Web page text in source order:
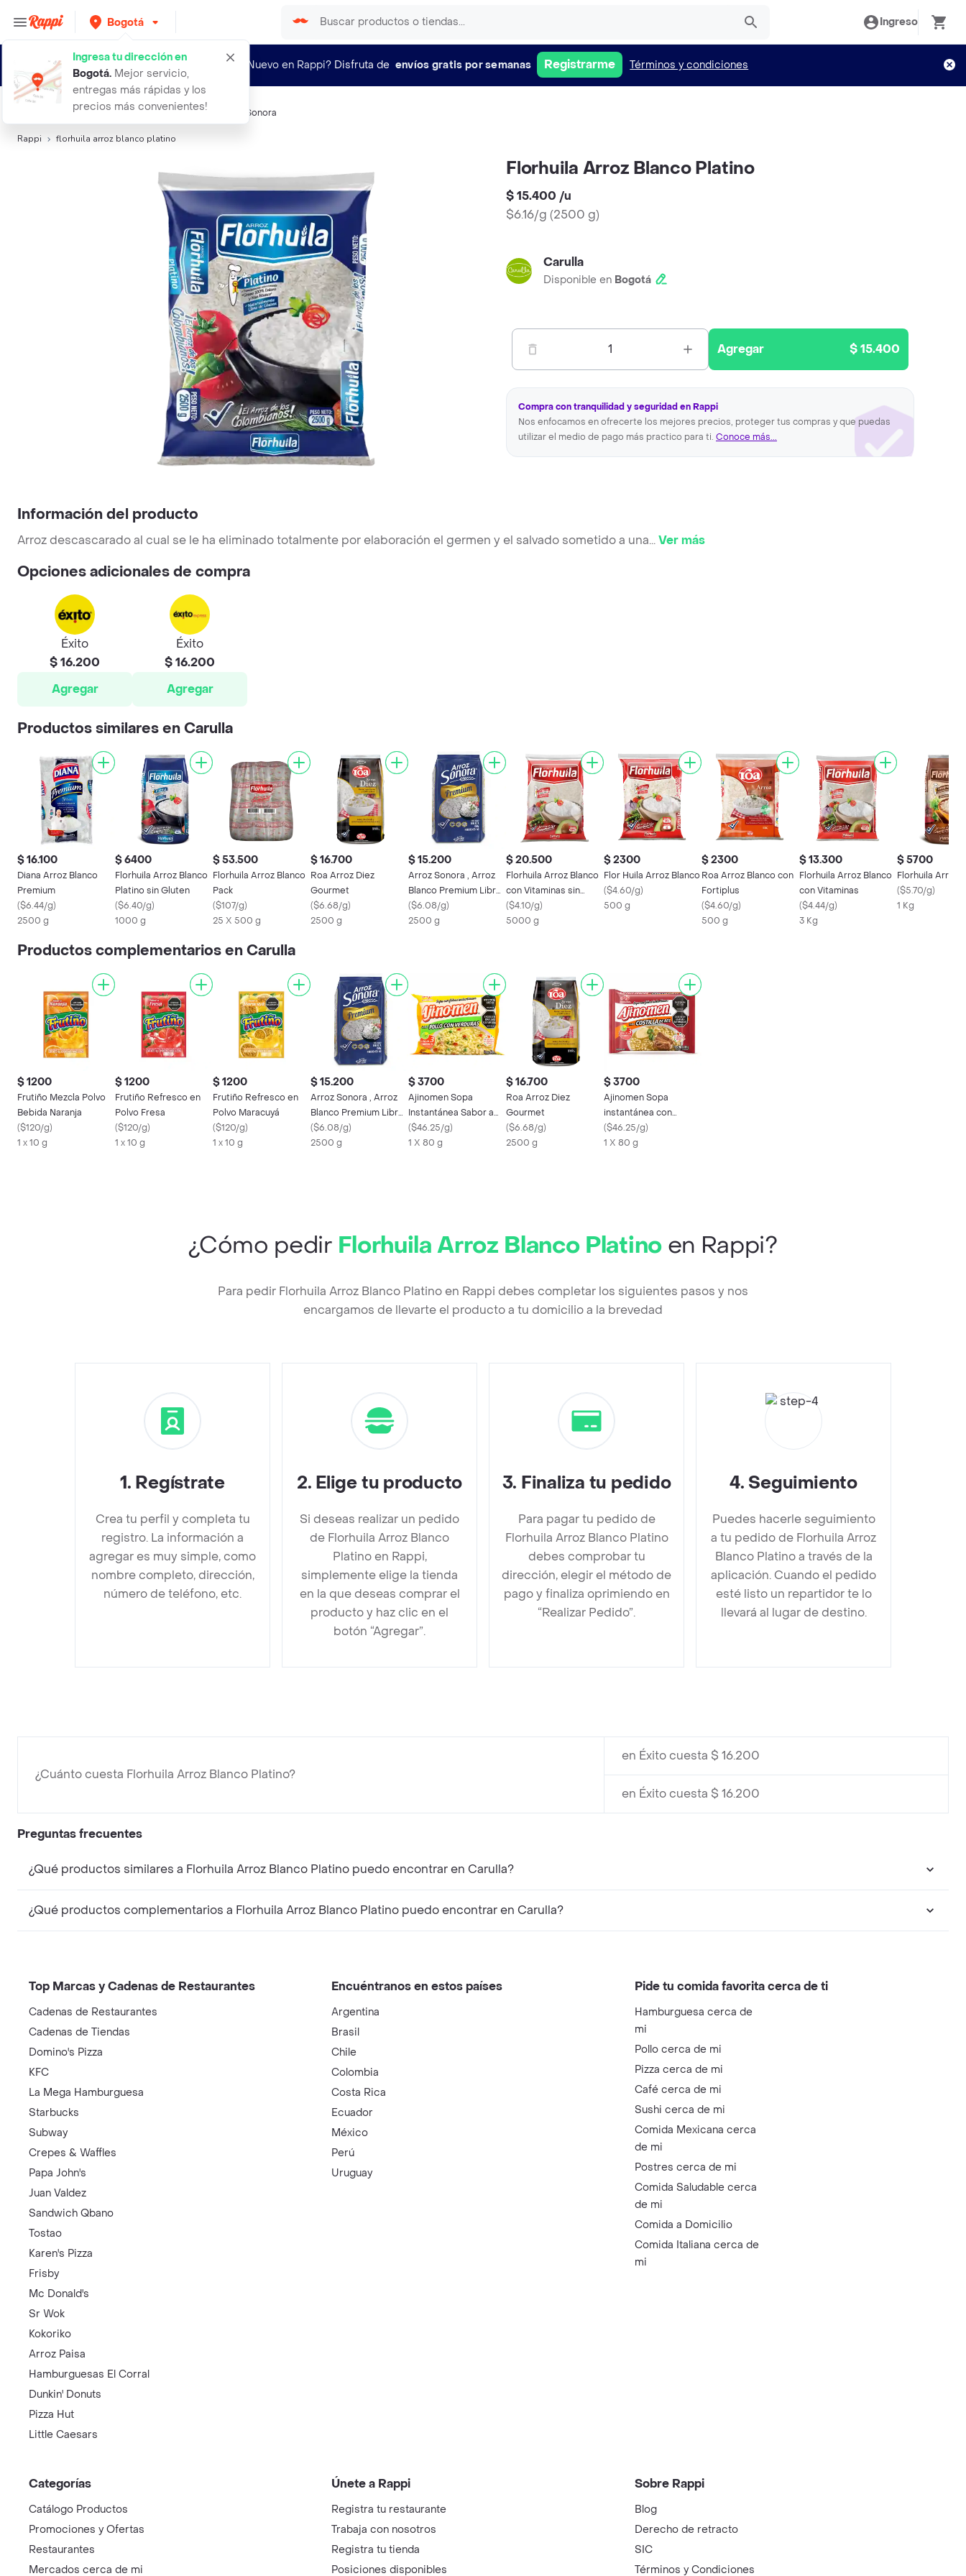
Bogotá
Ingresa tu dirección en
Bogotá. Mejor servicio,
entregas más rápidas y los
precios más convenientes!
Ingreso
¿Nuevo en Rappi? Disfruta de envíos gratis por semanas Registrarme Términos y condiciones
Búsquedas relacionadas:Arroz,Florhuila,Diana Sonora
Rappi florhuila arroz blanco platino
Florhuila Arroz Blanco Platino
$ 15.400 /u
$6.16/g (2500 g)
Carulla
Disponible en Bogotá
1 Agregar $ 15.400
Compra con tranquilidad y seguridad en Rappi
Nos enfocamos en ofrecerte los mejores precios, proteger tus compras y que puedas
utilizar el medio de pago más practico para ti. Conoce más...
Información del producto
Arroz descascarado al cual se le ha eliminado totalmente por elaboración el germen y el salvado sometido a una...Ver más
Opciones adicionales de compra
Éxito
$ 16.200
Agregar
Éxito
$ 16.200
Agregar
Productos similares en Carulla
$ 16.100
Diana Arroz Blanco
Premium
($6.44/g)
2500 g
$ 6400
Florhuila Arroz Blanco
Platino sin Gluten
($6.40/g)
1000 g
$ 53.500
Florhuila Arroz Blanco
Pack
($107/g)
25 X 500 g
$ 16.700
Roa Arroz Diez
Gourmet
($6.68/g)
2500 g
$ 15.200
Arroz Sonora , Arroz
Blanco Premium Libre
de Gluten
($6.08/g)
2500 g
$ 20.500
Florhuila Arroz Blanco
con Vitaminas sin
Gluten
($4.10/g)
5000 g
$ 2300
Flor Huila Arroz Blanco
($4.60/g)
500 g
$ 2300
Roa Arroz Blanco con
Fortiplus
($4.60/g)
500 g
$ 13.300
Florhuila Arroz Blanco
con Vitaminas
($4.44/g)
3 Kg
$ 5700
Florhuila Arroz
($5.70/g)
1 Kg
Productos complementarios en Carulla
$ 1200
Frutiño Mezcla Polvo
Bebida Naranja
($120/g)
1 x 10 g
$ 1200
Frutiño Refresco en
Polvo Fresa
($120/g)
1 x 10 g
$ 1200
Frutiño Refresco en
Polvo Maracuyá
($120/g)
1 x 10 g
$ 15.200
Arroz Sonora , Arroz
Blanco Premium Libre
de Gluten
($6.08/g)
2500 g
$ 3700
Ajinomen Sopa
Instantánea Sabor a
Pollo con Verduras
($46.25/g)
1 X 80 g
$ 16.700
Roa Arroz Diez
Gourmet
($6.68/g)
2500 g
$ 3700
Ajinomen Sopa
instantánea con
Fideos sabor Costilla
de Res
($46.25/g)
1 X 80 g
¿Cómo pedir Florhuila Arroz Blanco Platinoen Rappi?
Para pedir Florhuila Arroz Blanco Platino en Rappi debes completar los siguientes pasos y nos
encargamos de llevarte el producto a tu domicilio a la brevedad
1. Regístrate
Crea tu perfil y completa tu
registro. La información a
agregar es muy simple, como
nombre completo, dirección,
número de teléfono, etc.
2. Elige tu producto
Si deseas realizar un pedido
de Florhuila Arroz Blanco
Platino en Rappi,
simplemente elige la tienda
en la que deseas comprar el
producto y haz clic en el
botón “Agregar”.
3. Finaliza tu pedido
Para pagar tu pedido de
Florhuila Arroz Blanco Platino
debes comprobar tu
dirección, elegir el método de
pago y finaliza oprimiendo en
“Realizar Pedido”.
4. Seguimiento
Puedes hacerle seguimiento
a tu pedido de Florhuila Arroz
Blanco Platino a través de la
aplicación. Cuando el pedido
esté listo un repartidor te lo
llevará al lugar de destino.
¿Cuánto cuesta Florhuila Arroz Blanco Platino?
en Éxito cuesta $ 16.200
en Éxito cuesta $ 16.200
Preguntas frecuentes
¿Qué productos similares a Florhuila Arroz Blanco Platino puedo encontrar en Carulla?
¿Qué productos complementarios a Florhuila Arroz Blanco Platino puedo encontrar en Carulla?
Top Marcas y Cadenas de Restaurantes
Cadenas de Restaurantes
Cadenas de Tiendas
Domino's Pizza
KFC
La Mega Hamburguesa
Starbucks
Subway
Crepes & Waffles
Papa John's
Juan Valdez
Sandwich Qbano
Tostao
Karen's Pizza
Frisby
Mc Donald's
Sr Wok
Kokoriko
Arroz Paisa
Hamburguesas El Corral
Dunkin' Donuts
Pizza Hut
Little Caesars
Encuéntranos en estos países
Argentina
Brasil
Chile
Colombia
Costa Rica
Ecuador
México
Perú
Uruguay
Pide tu comida favorita cerca de ti
Hamburguesa cerca de
mi
Pollo cerca de mi
Pizza cerca de mi
Café cerca de mi
Sushi cerca de mi
Comida Mexicana cerca
de mi
Postres cerca de mi
Comida Saludable cerca
de mi
Comida a Domicilio
Comida Italiana cerca de
mi
Categorías
Catálogo Productos
Promociones y Ofertas
Restaurantes
Mercados cerca de mi
Únete a Rappi
Registra tu restaurante
Trabaja con nosotros
Registra tu tienda
Posiciones disponibles
Sobre Rappi
Blog
Derecho de retracto
SIC
Términos y Condiciones